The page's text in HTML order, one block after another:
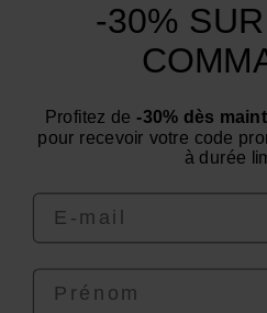
Categorías
¿Necesita consejo? ¿Tiene
Estamos a su servicio de
12:00 y de 14:00 a 16:00
-30%
Profitez de -30% dès
pour recevoir votre code
à durée
Email
Prénom